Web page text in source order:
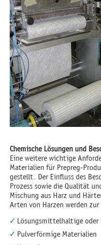
Chemische Lösungen und
Eine weitere wichtige
Materialien für Prepreg-
gestellt. Der Einfluss des
Prozess sowie die Qualität
Mischung aus Harz und
Arten von Harzen werden
Lösungsmittelhaltige oder
Pulverförmige Materialien